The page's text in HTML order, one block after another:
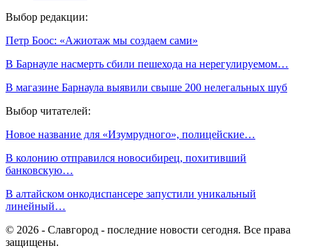
Выбор редакции:
Петр Боос: «Ажиотаж мы создаем сами»
В Барнауле насмерть сбили пешехода на нерегулируемом…
В магазине Барнаула выявили свыше 200 нелегальных шуб
Выбор читателей:
Новое название для «Изумрудного», полицейские…
В колонию отправился новосибирец, похитивший
банковскую…
В алтайском онкодиспансере запустили уникальный
линейный…
© 2026 - Славгород - последние новости сегодня. Все права
защищены.